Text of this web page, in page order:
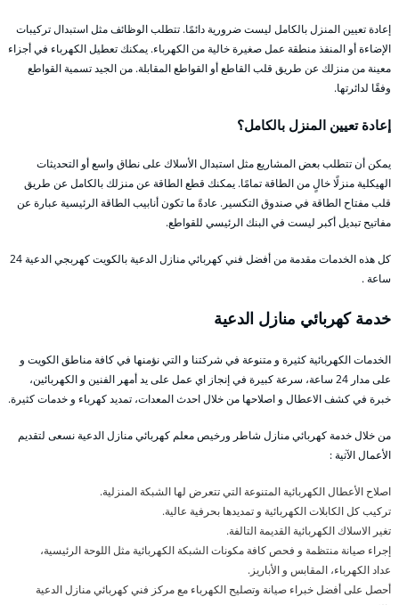
إعادة تعيين المنزل بالكامل ليست ضرورية دائمًا. تتطلب الوظائف مثل استبدال تركيبات
الإضاءة أو المنفذ منطقة عمل صغيرة خالية من الكهرباء. يمكنك تعطيل الكهرباء في أجزاء
معينة من منزلك عن طريق قلب القاطع أو القواطع المقابلة. من الجيد تسمية القواطع
وفقًا لدائرتها.
إعادة تعيين المنزل بالكامل؟
يمكن أن تتطلب بعض المشاريع مثل استبدال الأسلاك على نطاق واسع أو التحديثات
الهيكلية منزلًا خالٍ من الطاقة تمامًا. يمكنك قطع الطاقة عن منزلك بالكامل عن طريق
قلب مفتاح الطاقة في صندوق التكسير. عادةً ما تكون أنابيب الطاقة الرئيسية عبارة عن
مفاتيح تبديل أكبر ليست في البنك الرئيسي للقواطع.
كل هذه الخدمات مقدمة من أفضل فني كهربائي منازل الدعية بالكويت كهربجي الدعية 24
ساعة .
خدمة كهربائي منازل الدعية
الخدمات الكهربائية كثيرة و متنوعة في شركتنا و التي نؤمنها في كافة مناطق الكويت و
على مدار 24 ساعة، سرعة كبيرة في إنجاز اي عمل على يد أمهر الفنين و الكهربائين،
خبرة في كشف الاعطال و اصلاحها من خلال احدث المعدات، تمديد كهرباء و خدمات كثيرة.
من خلال خدمة كهربائي منازل شاطر ورخيص معلم كهربائي منازل الدعية نسعى لتقديم
الأعمال الآتية :
اصلاح الأعطال الكهربائية المتنوعة التي تتعرض لها الشبكة المنزلية.
تركيب كل الكابلات الكهربائية و تمديدها بحرفية عالية.
تغير الاسلاك الكهربائية القديمة التالفة.
إجراء صيانة منتظمة و فحص كافة مكونات الشبكة الكهربائية مثل اللوحة الرئيسية،
عداد الكهرباء، المقابس و الأباريز.
أحصل على أفضل خبراء صيانة وتصليح الكهرباء مع مركز فني كهربائي منازل الدعية